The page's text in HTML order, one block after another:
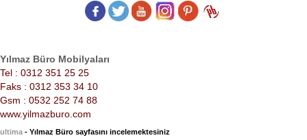
Yılmaz Büro Mobilyaları
Tel : 0312 351 25 25
Faks : 0312 353 34 10
Gsm : 0532 252 74 88
www.yilmazburo.com
ultima - Yılmaz Büro sayfasını incelemektesiniz